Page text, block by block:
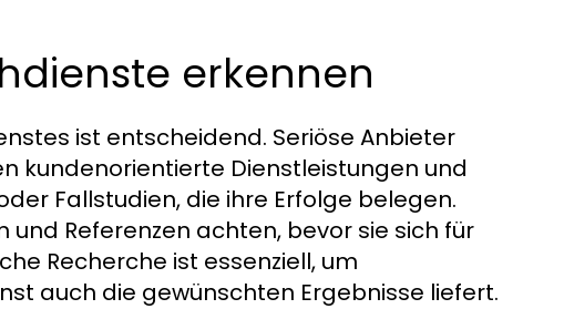
erkennen
ist entscheidend. Seriöse Anbieter
kundenorientierte Dienstleistungen und
Fallstudien, die ihre Erfolge belegen.
Referenzen achten, bevor sie sich für
Recherche ist essenziell, um
auch die gewünschten Ergebnisse liefert.